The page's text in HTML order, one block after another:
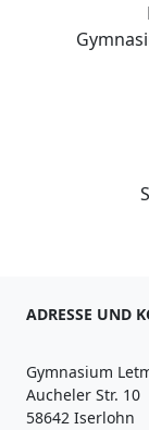
ADRESSE UND
Gymnasium
Aucheler Str. 10
58642 Iserlohn